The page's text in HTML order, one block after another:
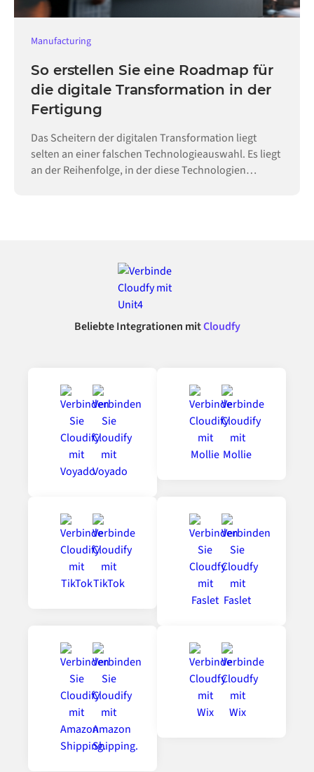
Manufacturing
So erstellen Sie eine Roadmap für
die digitale Transformation in der
Fertigung
Das Scheitern der digitalen Transformation liegt
selten an einer falschen Technologieauswahl. Es liegt
an der Reihenfolge, in der diese Technologien
Beliebte Integrationen mitCloudfy